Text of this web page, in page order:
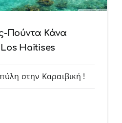
Πούντα Κάνα
Haitises
στην Καραιβική !